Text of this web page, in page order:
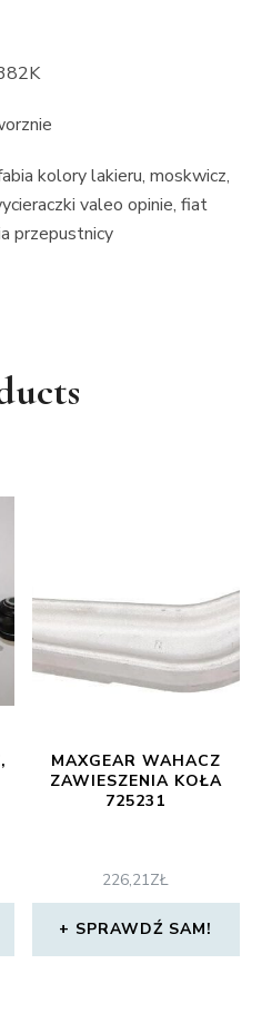
kolory lakieru, moskwicz,
valeo opinie, fiat
przepustnicy
MAXGEAR WAHACZ
ZAWIESZENIA KOŁA
725231
226,21ZŁ
SPRAWDŹ SAM!